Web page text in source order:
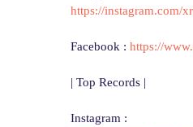
https://instagram.com/
Facebook : https://
| Top Records |
Instagram :